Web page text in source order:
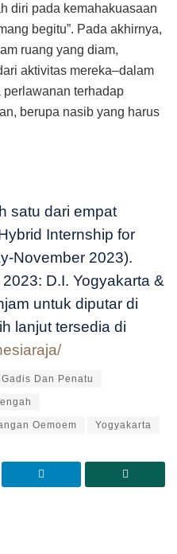
diri pada kemahakuasaan
begitu”. Pada akhirnya,
ruang yang diam,
aktivitas mereka–dalam
terhadap
berupa nasib yang harus
satu dari empat
Internship for
November 2023).
D.I. Yogyakarta &
untuk diputar di
lanjut tersedia di
Gadis Dan Penatu
Oemoem Yogyakarta